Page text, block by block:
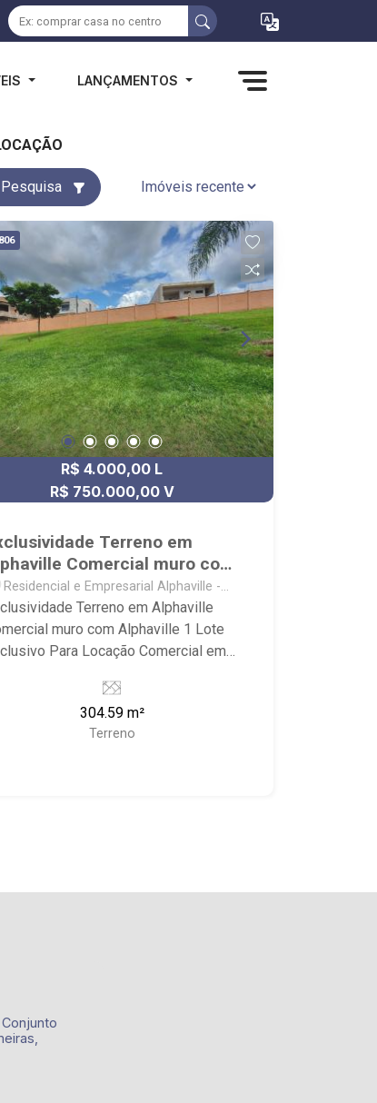
LANÇAMENTOS
R$ 4.000,00 L
R$ 750.000,00 V
Terreno em
Comercial muro com
1
Residencial e Empresarial Alphaville -
Ribeirão Preto/SPTerreno em Alphaville
muro com Alphaville 1 Lote
Para Locação Comercial em
- muro com Alphaville 1 -
na avenida principal - lote aclive
dos dois sentidos - frente
304.59 m²
Terreno